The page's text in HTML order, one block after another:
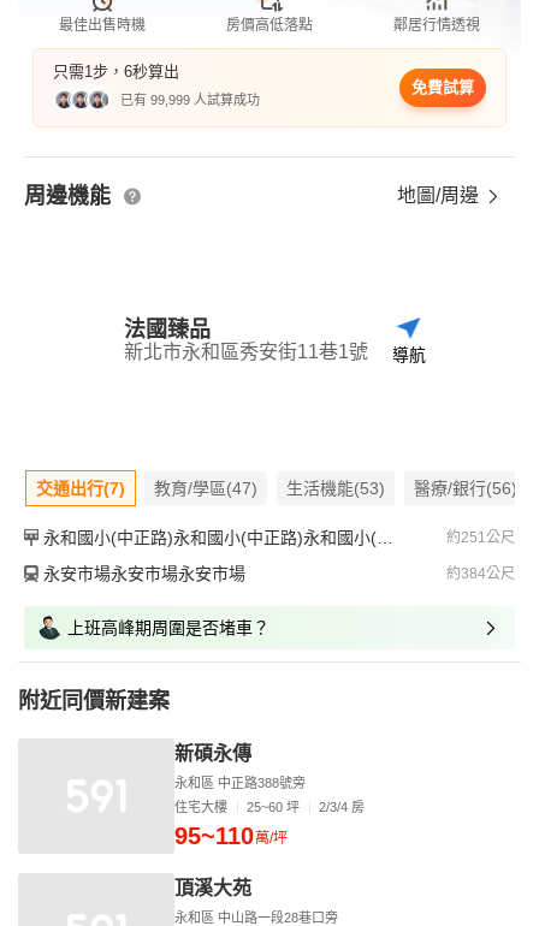
最佳出售時機 房價高低落點 鄰居行情透視
只需1步，6秒算出
已有 99,999 人試算成功
免費試算
周邊機能 地圖/周邊
法國臻品
新北市永和區秀安街11巷1號 導航
交通出行(7) 教育/學區(47) 生活機能(53) 醫療/銀行(56)
永和國小(中正路)永和國小(中正路)永和國小(中正路) 約251公尺
永安市場永安市場永安市場 約384公尺
上班高峰期周圍是否堵車？
附近同價新建案
新碩永傳
永和區 中正路388號旁
住宅大樓
25~60 坪 2/3/4 房
95~110萬/坪
頂溪大苑
永和區 中山路一段28巷口旁